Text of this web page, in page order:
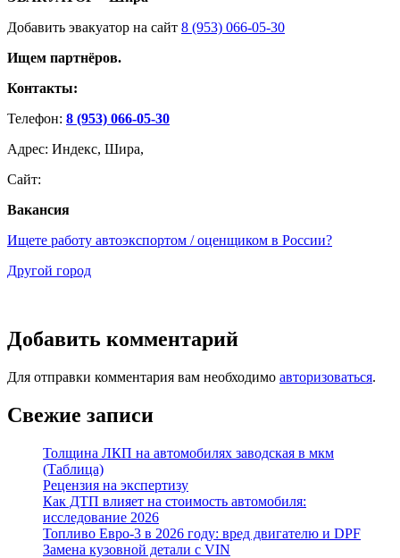
Добавить эвакуатор на сайт 8 (953) 066-05-30
Ищем партнёров.
Контакты:
Телефон: 8 (953) 066-05-30
Адрес: Индекс, Шира,
Сайт:
Вакансия
Ищете работу автоэкспортом / оценщиком в России?
Другой город
Добавить комментарий
Для отправки комментария вам необходимо авторизоваться.
Свежие записи
Толщина ЛКП на автомобилях заводская в мкм
(Таблица)
Рецензия на экспертизу
Как ДТП влияет на стоимость автомобиля:
исследование 2026
Топливо Евро-3 в 2026 году: вред двигателю и DPF
Замена кузовной детали с VIN